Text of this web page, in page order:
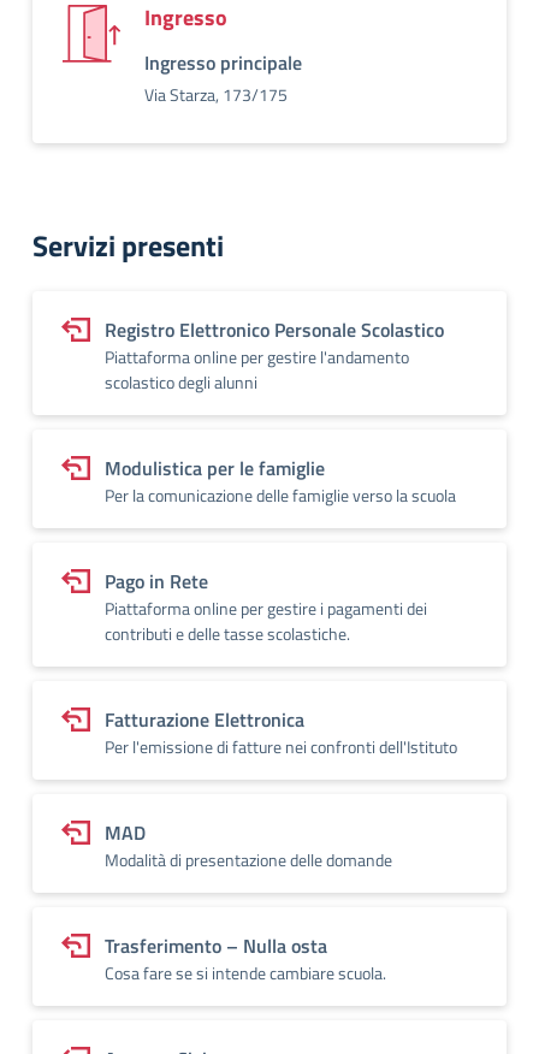
Ingresso
Ingresso principale
Via Starza, 173/175
Servizi presenti
Registro Elettronico Personale Scolastico
Piattaforma online per gestire l'andamento
scolastico degli alunni
Modulistica per le famiglie
Per la comunicazione delle famiglie verso la scuola
Pago in Rete
Piattaforma online per gestire i pagamenti dei
contributi e delle tasse scolastiche.
Fatturazione Elettronica
Per l'emissione di fatture nei confronti dell'Istituto
MAD
Modalità di presentazione delle domande
Trasferimento – Nulla osta
Cosa fare se si intende cambiare scuola.